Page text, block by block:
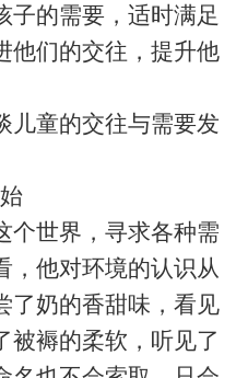
子的需要，适时满足
他们的交往，提升他
儿童的交往与需要发
个世界，寻求各种需
，他对环境的认识从
了奶的香甜味，看见
被褥的柔软，听见了